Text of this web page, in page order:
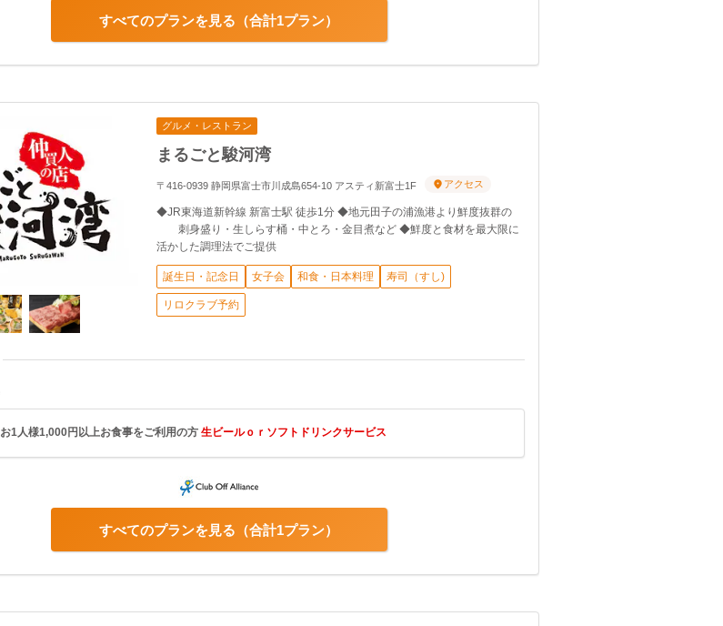
合計1プラン
すべてのプランを見る
グルメ・レストラン
まるごと駿河湾
〒416-0939 静岡県富士市川成島654-10 アスティ新富士1F アクセス
◆JR東海道新幹線 新富士駅 徒歩1分 ◆地元田子の浦漁港より鮮度抜群の
刺身盛り・生しらす桶・中とろ・金目煮など ◆鮮度と食材を最大限に
活かした調理法でご提供
誕生日・記念日 女子会 和食・日本料理 寿司（すし)
リロクラブ予約
お1人様1,000円以上お食事をご利用の方 生ビールｏｒソフトドリンクサービス
合計1プラン
すべてのプランを見る